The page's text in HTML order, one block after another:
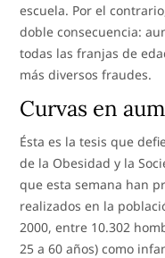
escuela. Por el
doble consecuencia:
todas las franjas de
más diversos fraudes.
Curvas en
Ésta es la tesis que
de la Obesidad y la
que esta semana han
realizados en la
2000, entre 10.302
25 a 60 años) como